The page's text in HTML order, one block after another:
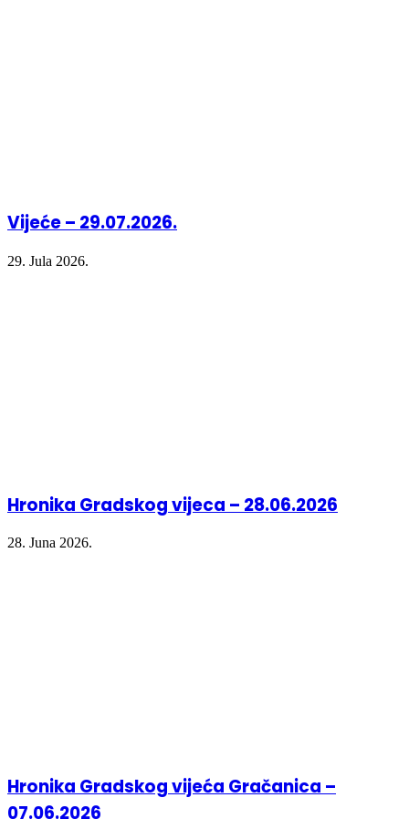
Vijeće – 29.07.2026.
29. Jula 2026.
Hronika Gradskog vijeca – 28.06.2026
28. Juna 2026.
Hronika Gradskog vijeća Gračanica –
07.06.2026